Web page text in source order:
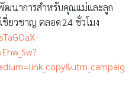
ฒนาการสำหรับคุณแม่และลูก
ยวชาญ ตลอด 24 ชั่วโมง